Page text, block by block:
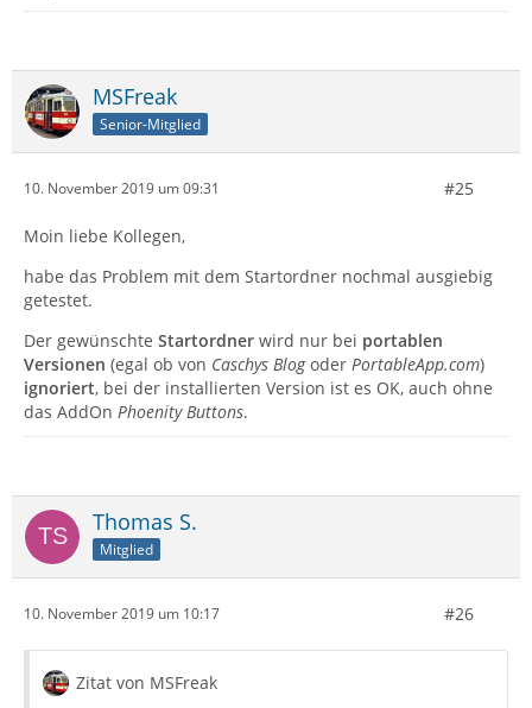
MSFreak
Senior-Mitglied
10. November 2019 um 09:31 #25
Moin liebe Kollegen,
habe das Problem mit dem Startordner nochmal ausgiebig
getestet.
Der gewünschte Startordner wird nur bei portablen
Versionen (egal ob von Caschys Blogoder PortableApp.com)
ignoriert, bei der installierten Version ist es OK, auch ohne
das AddOn Phoenity Buttons.
Thomas S.
Mitglied
10. November 2019 um 10:17 #26
Zitat von MSFreak